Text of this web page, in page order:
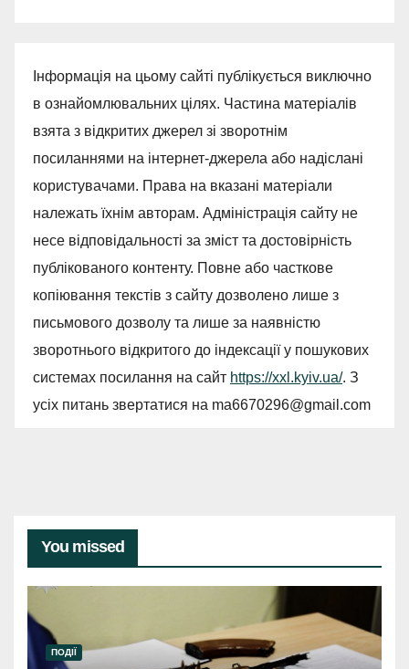
Інформація на цьому сайті публікується виключно
в ознайомлювальних цілях. Частина матеріалів
взята з відкритих джерел зі зворотнім
посиланнями на інтернет-джерела або надіслані
користувачами. Права на вказані матеріали
належать їхнім авторам. Адміністрація сайту не
несе відповідальності за зміст та достовірність
публікованого контенту. Повне або часткове
копіювання текстів з сайту дозволено лише з
письмового дозволу та лише за наявністю
зворотнього відкритого до індексації у пошукових
системах посилання на сайт https://xxl.kyiv.ua/. З
усіх питань звертатися на ma6670296@gmail.com
You missed
ПОДІЇ